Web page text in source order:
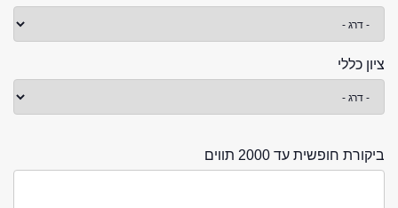
ציון כללי
ביקורת חופשית עד 2000 תווים